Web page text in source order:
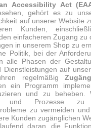
Accessibility Act
gehört es zu
auf unserer Website
Kunden,
einfacheren Zugang zu
in unserem Shop zu
Politik, bei der
alle Phasen der
Dienstleistungen auf
regelmäßig
ein Programm
und zu beheben.
und Prozesse zu
zu vermeiden
Kunden zugänglichen
daran, die